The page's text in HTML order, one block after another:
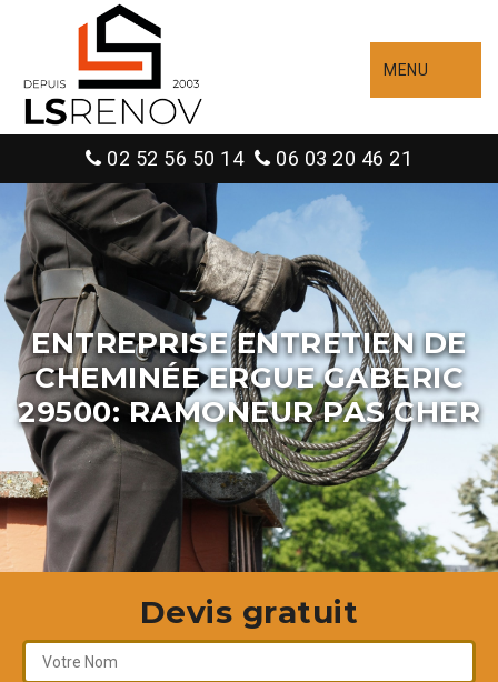
MENU
02 52 56 50 14 06 03 20 46 21
ENTREPRISE ENTRETIEN DE
CHEMINÉE ERGUE GABERIC
29500: RAMONEUR PAS CHER
Devis gratuit